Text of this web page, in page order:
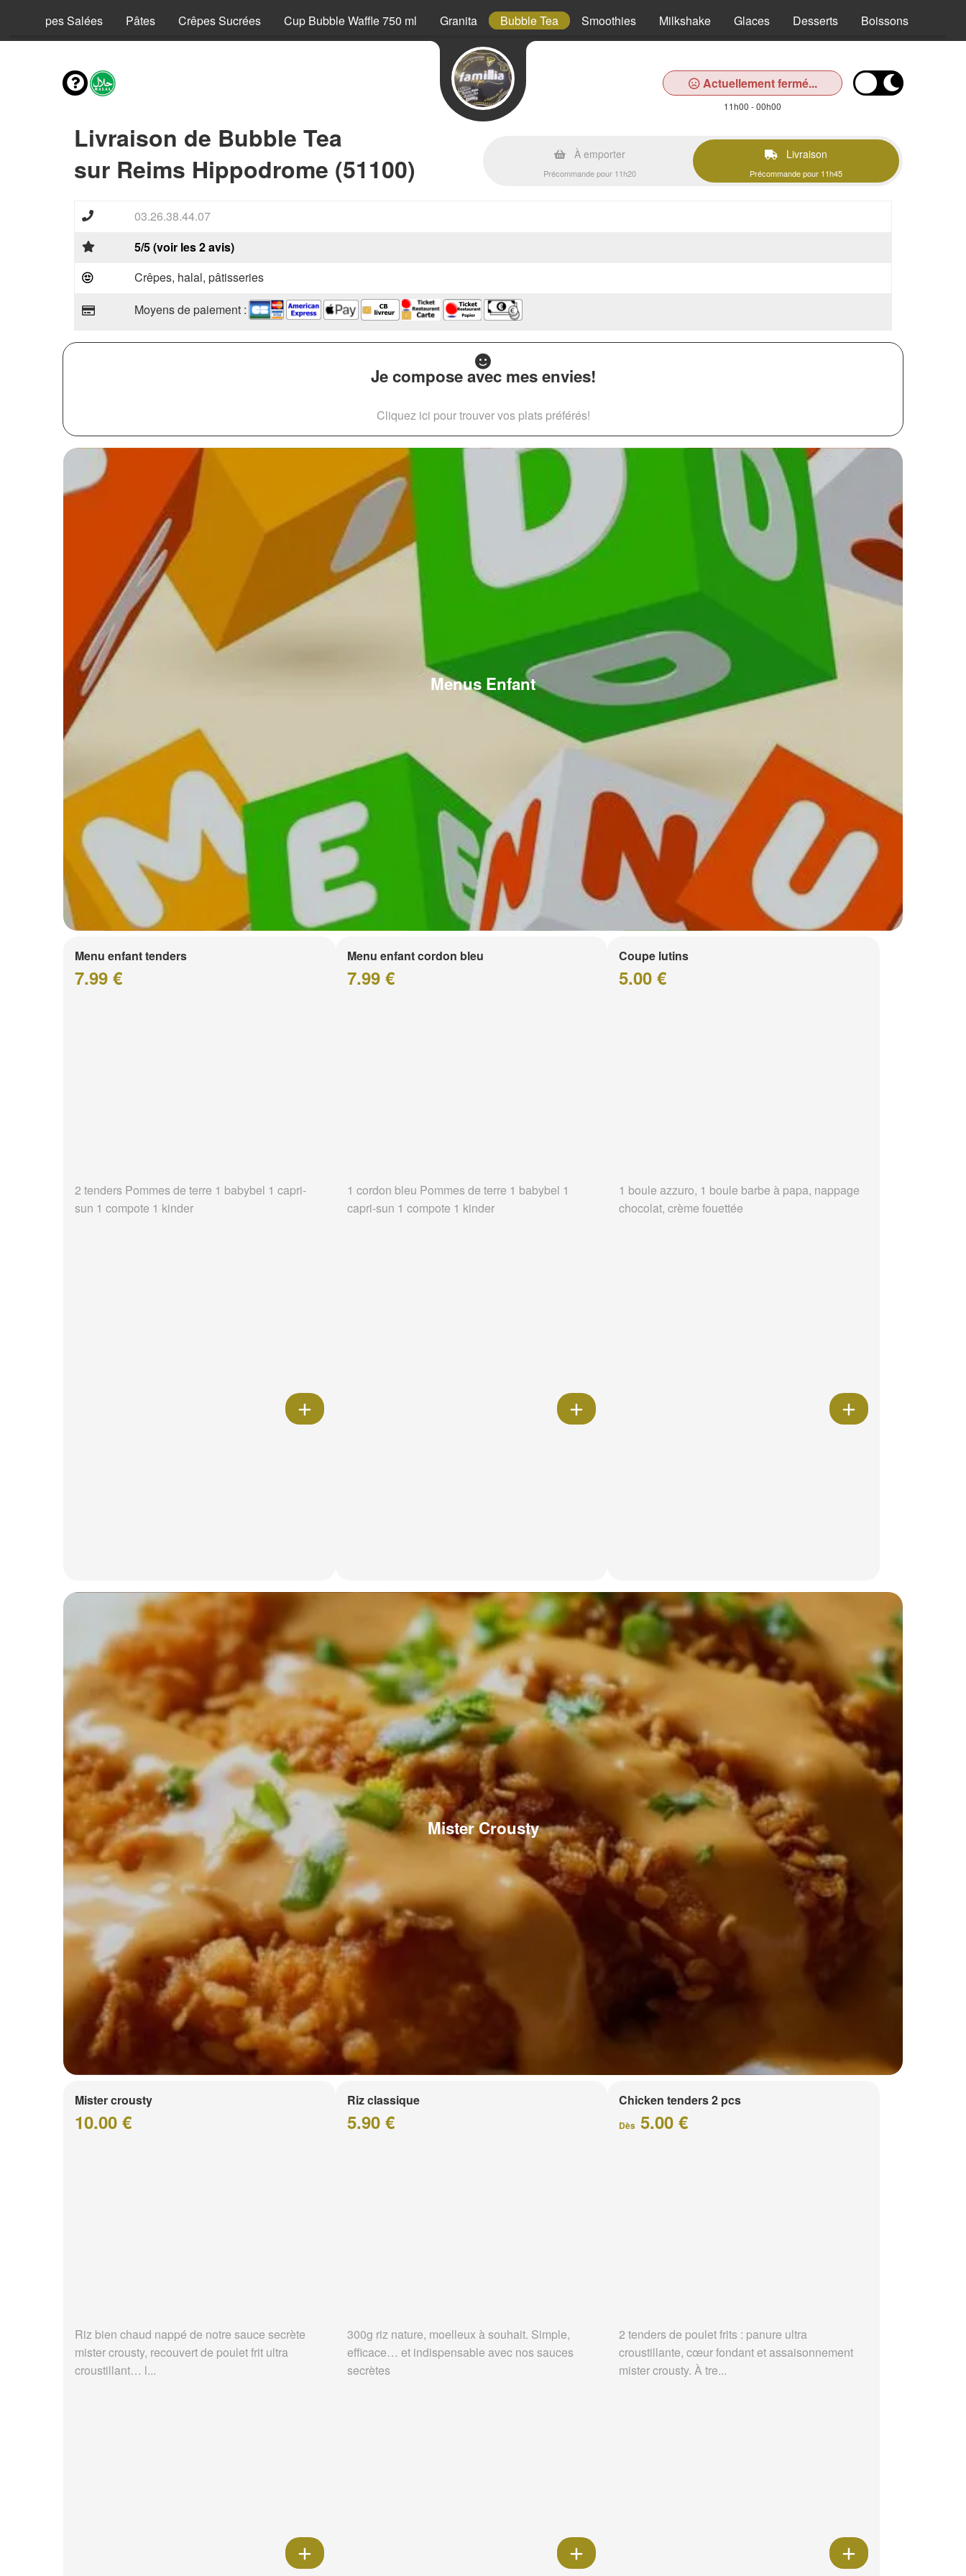
Crêpes Salées Pâtes Crêpes Sucrées Cup Bubble Waffle 750 ml Granita Bubble Tea Smoothies Milkshake Glaces Desserts Boissons
Actuellement fermé...
11h00 - 00h00
Livraison de Bubble Tea
sur Reims Hippodrome (51100)
À emporter
Précommande pour 11h20
Livraison
Précommande pour 11h45
03.26.38.44.07
5/5 (voir les 2 avis)
Crêpes, halal, pâtisseries
Moyens de paiement :
Je compose avec mes envies!
Cliquez ici pour trouver vos plats préférés!
Menus Enfant
Menu enfant tenders
7.99 €
2 tenders Pommes de terre 1 babybel 1 capri-
sun 1 compote 1 kinder
Menu enfant cordon bleu
7.99 €
1 cordon bleu Pommes de terre 1 babybel 1
capri-sun 1 compote 1 kinder
Coupe lutins
5.00 €
1 boule azzuro, 1 boule barbe à papa, nappage
chocolat, crème fouettée
Mister Crousty
Mister crousty
10.00 €
Riz bien chaud nappé de notre sauce secrète
mister crousty, recouvert de poulet frit ultra
croustillant… l...
Riz classique
5.90 €
300g riz nature, moelleux à souhait. Simple,
efficace… et indispensable avec nos sauces
secrètes
Chicken tenders 2 pcs
Dès 5.00 €
2 tenders de poulet frits : panure ultra
croustillante, cœur fondant et assaisonnement
mister crousty. À tre...